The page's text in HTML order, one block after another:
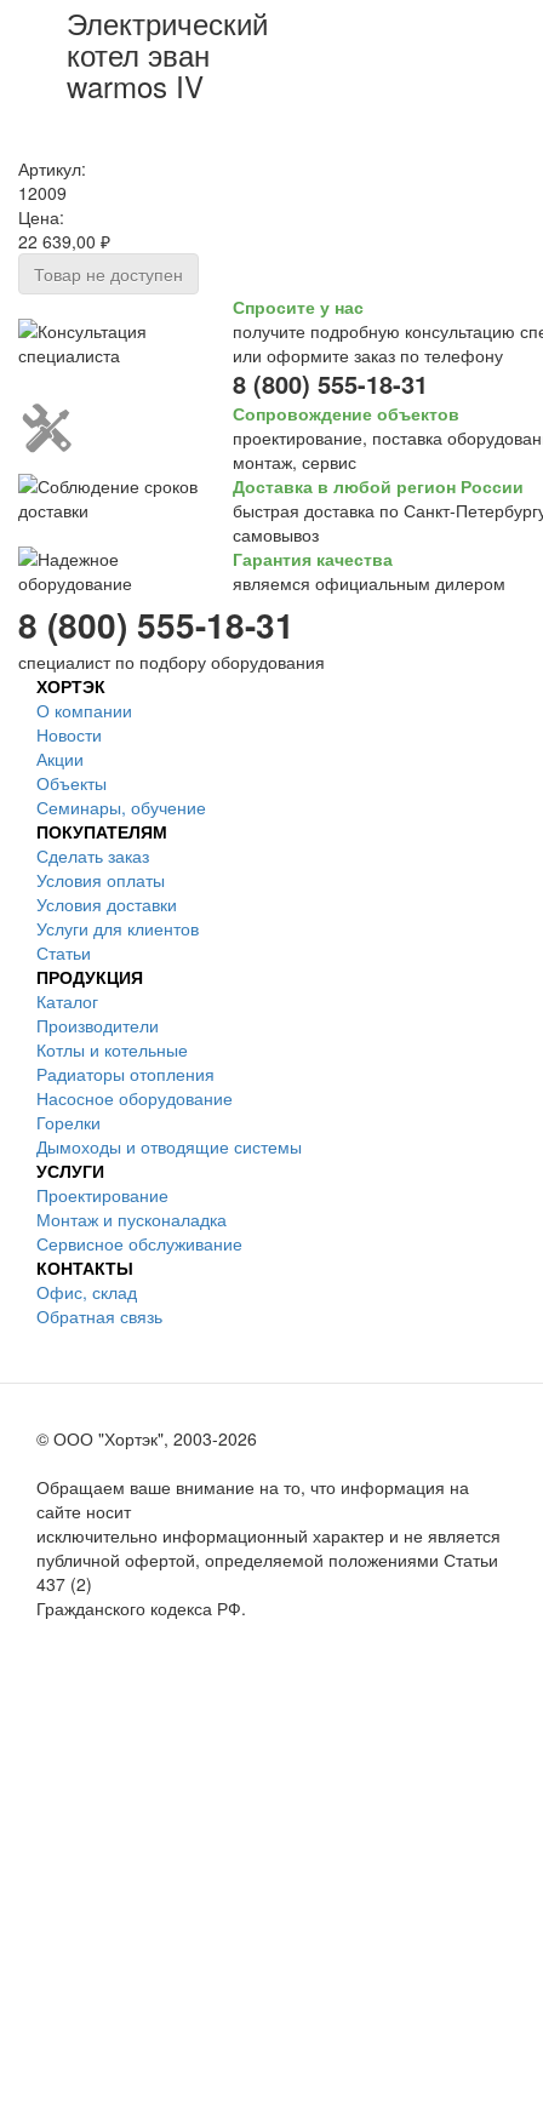
Электрический
котел эван
warmos IV
Артикул:
12009
Цена:
22 639,00 ₽
Товар не доступен
Спросите у нас
получите подробную консультацию
или оформите заказ по телефону
8 (800) 555-18-31
Сопровождение объектов
проектирование, поставка
монтаж, сервис
Доставка в любой регион России
быстрая доставка по Санкт-
самовывоз
Гарантия качества
являемся официальным дилером
8 (800) 555-18-31
специалист по подбору оборудования
ХОРТЭК
О компании
Новости
Акции
Объекты
Семинары, обучение
ПОКУПАТЕЛЯМ
Сделать заказ
Условия оплаты
Условия доставки
Услуги для клиентов
Статьи
ПРОДУКЦИЯ
Каталог
Производители
Котлы и котельные
Радиаторы отопления
Насосное оборудование
Горелки
Дымоходы и отводящие системы
УСЛУГИ
Проектирование
Монтаж и пусконаладка
Сервисное обслуживание
КОНТАКТЫ
Офис, склад
Обратная связь
© ООО "Хортэк", 2003-2026
Обращаем ваше внимание на то, что информация на
сайте носит
исключительно информационный характер и не является
публичной офертой, определяемой положениями Статьи
437 (2)
Гражданского кодекса РФ.